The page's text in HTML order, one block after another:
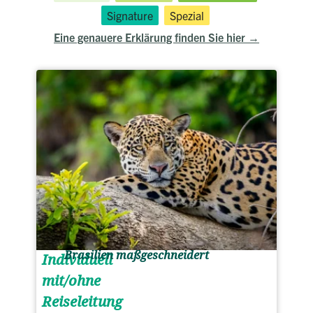
Signature
Spezial
Eine genauere Erklärung finden Sie hier
Individuell
mit/ohne
Reiseleitung
Brasilien maßgeschneidert